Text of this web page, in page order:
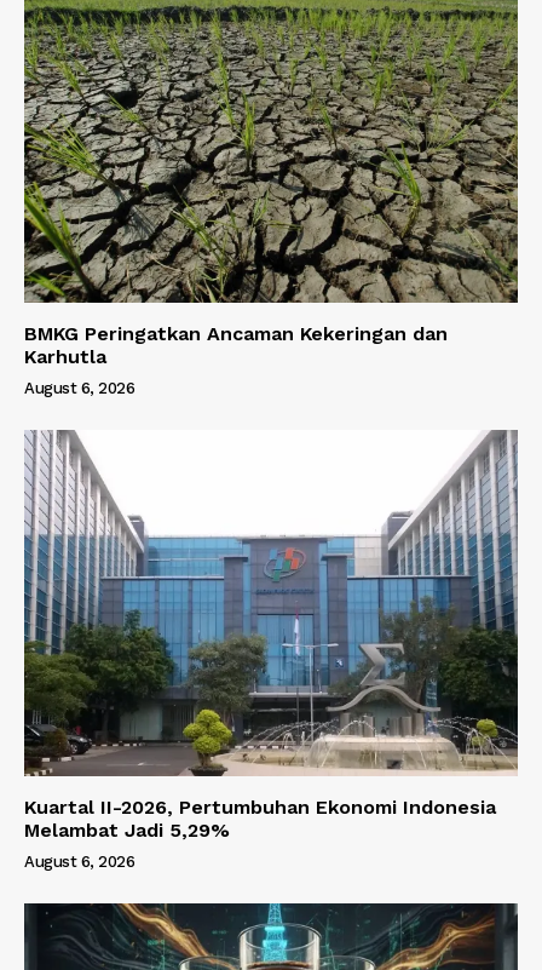
BMKG Peringatkan Ancaman Kekeringan dan
Karhutla
August 6, 2026
Kuartal II-2026, Pertumbuhan Ekonomi Indonesia
Melambat Jadi 5,29%
August 6, 2026